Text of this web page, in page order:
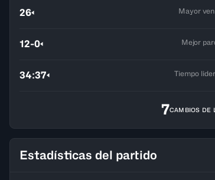
26 Mayor
12-0 Mejor
34:37 Tiempo
7CAMBIOS DE
Estadísticas del partido